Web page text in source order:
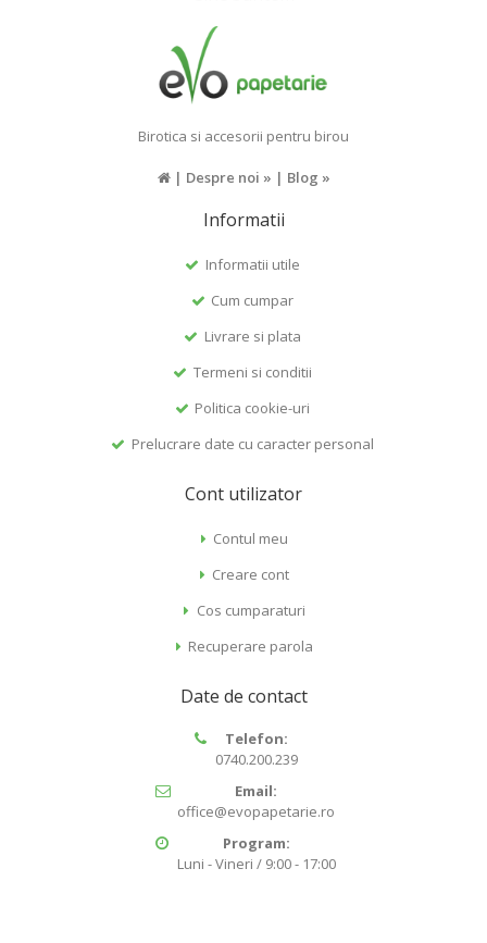
Birotica si accesorii pentru birou
| Despre noi » | Blog »
Informatii
Informatii utile
Cum cumpar
Livrare si plata
Termeni si conditii
Politica cookie-uri
Prelucrare date cu caracter personal
Cont utilizator
Contul meu
Creare cont
Cos cumparaturi
Recuperare parola
Date de contact
Telefon:
0740.200.239
Email:
office@evopapetarie.ro
Program:
Luni - Vineri / 9:00 - 17:00